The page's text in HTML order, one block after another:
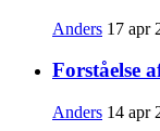
Anders 17 apr
Forståelse
Anders 14 apr